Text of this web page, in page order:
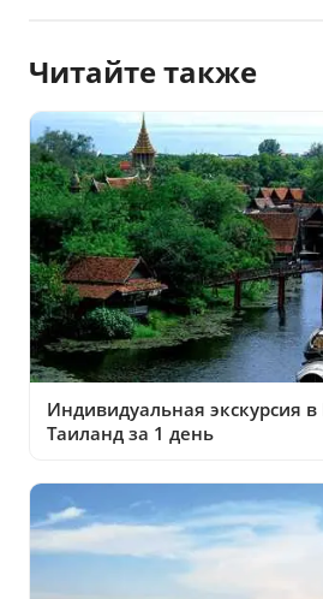
Читайте также
Индивидуальная экскурсия
Таиланд за 1 день